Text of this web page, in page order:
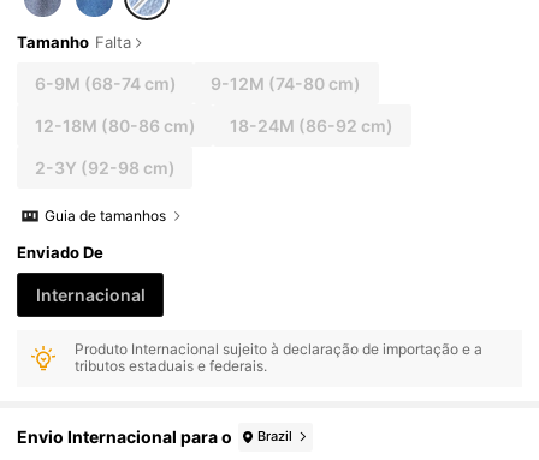
Tamanho Falta
6-9M (68-74 cm) 9-12M (74-80 cm)
12-18M (80-86 cm) 18-24M (86-92 cm)
2-3Y (92-98 cm)
Guia de tamanhos
Enviado De
Internacional
Produto Internacional sujeito à declaração de importação e a
tributos estaduais e federais.
Envio Internacional para o Brazil